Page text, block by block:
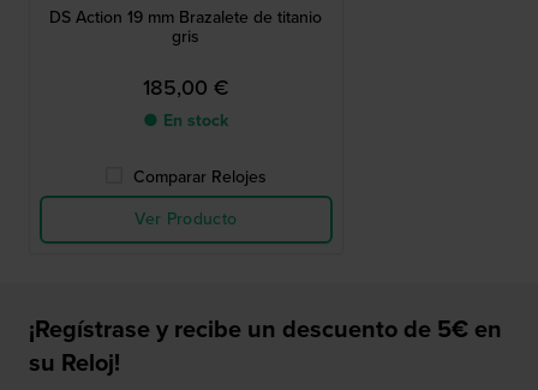
DS Action 19 mm Brazalete de titanio
gris
185,00 €
● En stock
Comparar Relojes
Ver Producto
¡Regístrase y recibe un descuento de 5€ en
su Reloj!